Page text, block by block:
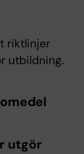
riktlinjer
utbildning.
utgör